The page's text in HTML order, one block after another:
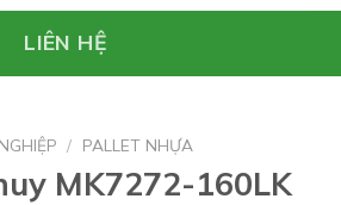
LIÊN HỆ
/ PALLET NHỰA
MK7272-160LK